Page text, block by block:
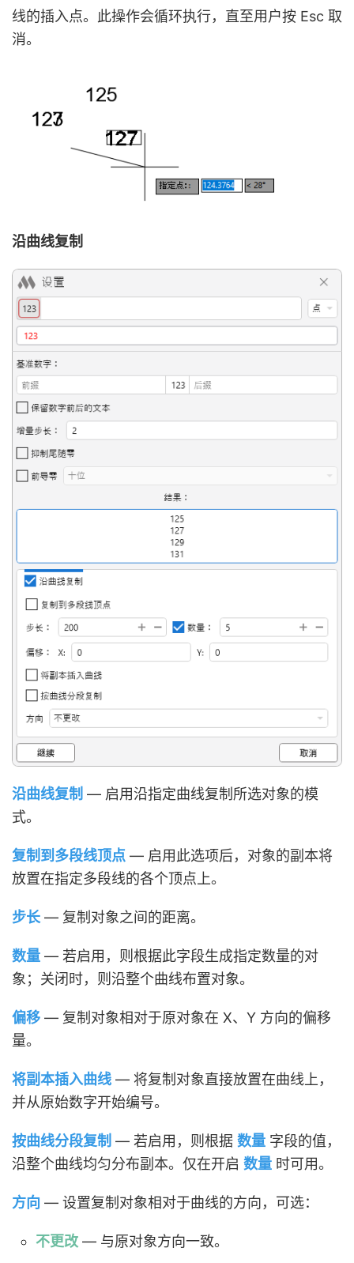
线的插入点。此操作会循环执行，直至用户按 Esc 取
消。
沿曲线复制
沿曲线复制 — 启用沿指定曲线复制所选对象的模
式。
复制到多段线顶点 — 启用此选项后，对象的副本将
放置在指定多段线的各个顶点上。
步长 — 复制对象之间的距离。
数量 — 若启用，则根据此字段生成指定数量的对
象；关闭时，则沿整个曲线布置对象。
偏移 — 复制对象相对于原对象在 X、Y 方向的偏移
量。
将副本插入曲线 — 将复制对象直接放置在曲线上，
并从原始数字开始编号。
按曲线分段复制 — 若启用，则根据 数量 字段的值，
沿整个曲线均匀分布副本。仅在开启 数量 时可用。
方向 — 设置复制对象相对于曲线的方向，可选：
不更改 — 与原对象方向一致。